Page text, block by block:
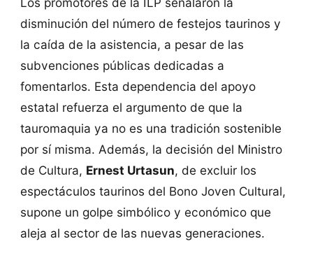
disminución del número de festejos taurinos y
la caída de la asistencia, a pesar de las
subvenciones públicas dedicadas a
fomentarlos. Esta dependencia del apoyo
estatal refuerza el argumento de que la
tauromaquia ya no es una tradición sostenible
por sí misma. Además, la decisión del Ministro
de Cultura, Ernest Urtasun, de excluir los
espectáculos taurinos del Bono Joven Cultural,
supone un golpe simbólico y económico que
aleja al sector de las nuevas generaciones.